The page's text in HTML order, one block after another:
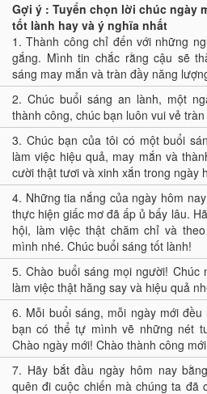
Gợi ý : Tuyển chọn lời chúc ngày
tốt lành hay và ý nghĩa nhất
1.Thành công chỉ đến với những
gắng. Mình tin chắc rằng cậu sẽ
sáng may mắn và tràn đầy năng
2. Chúc buổi sáng an lành, một
thành công, chúc bạn luôn vui vẻ
3. Chúc bạn của tôi có một buổi
làm việc hiệu quả, may mắn và
cười thật tươi và xinh xắn trong ngày
4. Những tia nắng của ngày hôm
thực hiện giấc mơ đã ấp ủ bấy lâu.
hội, làm việc thật chăm chỉ và
mình nhé. Chúc buổi sáng tốt lành!
5.Chào buổi sáng mọi người! Chúc
làm việc thật hăng say và hiệu quả
6. Mỗi buổi sáng, mỗi ngày mới
bạn có thể tự mình vẽ những nét
Chào ngày mới! Chào thành công
7. Hãy bắt đầu ngày hôm nay
quên đi cuộc chiến mà chúng ta đã